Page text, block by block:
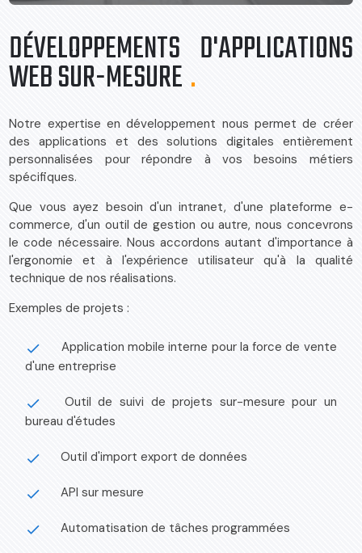
DÉVELOPPEMENTS D'APPLICATIONS
WEB SUR-MESURE .
Notre expertise en développement nous permet de créer
des applications et des solutions digitales entièrement
personnalisées pour répondre à vos besoins métiers
spécifiques.
Que vous ayez besoin d'un intranet, d'une plateforme e-
commerce, d'un outil de gestion ou autre, nous concevrons
le code nécessaire. Nous accordons autant d'importance à
l'ergonomie et à l'expérience utilisateur qu'à la qualité
technique de nos réalisations.
Exemples de projets :
done
Application mobile interne pour la force de vente
d'une entreprise
done
Outil de suivi de projets sur-mesure pour un
bureau d'études
done Outil d'import export de données
done API sur mesure
done Automatisation de tâches programmées